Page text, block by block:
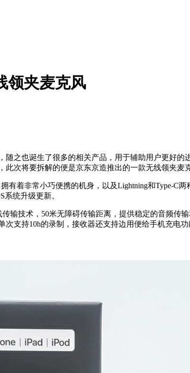
领夹麦克风
之也诞生了很多的相关产品，用于辅助用户更好
次将要拆解的便是京东京造推出的一款无线领夹麦
有着非常小巧便携的机身，以及Lightning和Type-C
统升级更新。
输技术，50米无障碍传输距离，提供稳定的音频传
支持10h的录制，接收器还支持边用便给手机充电